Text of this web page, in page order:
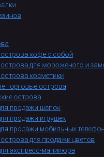
кофе с собой
для мороженого и
косметики
торговые острова
острова
продажи шапок
продажи игрушек
продажи мобильных
для продажи цветов
экспресс-маникюра